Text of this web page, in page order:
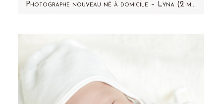
Photographe nouveau né à domicile – Lyna (2 mois) – Taverny (95)